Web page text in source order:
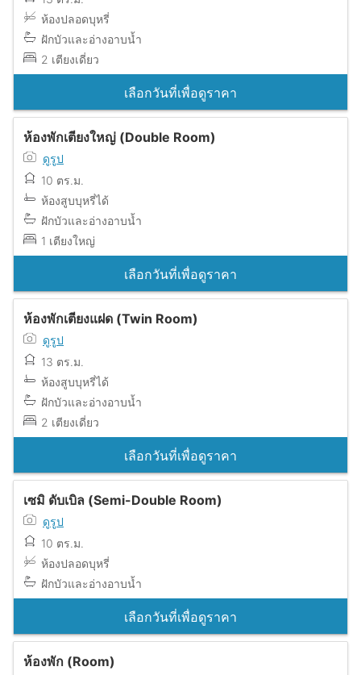
ห้องปลอดบุหรี่
ฝักบัวและอ่างอาบน้ำ
2 เตียงเดี่ยว
เลือกวันที่เพื่อดูราคา
ห้องพักเตียงใหญ่ (Double Room)
ดูรูป
10 ตร.ม.
ห้องสูบบุหรี่ได้
ฝักบัวและอ่างอาบน้ำ
1 เตียงใหญ่
เลือกวันที่เพื่อดูราคา
ห้องพักเตียงแฝด (Twin Room)
ดูรูป
13 ตร.ม.
ห้องสูบบุหรี่ได้
ฝักบัวและอ่างอาบน้ำ
2 เตียงเดี่ยว
เลือกวันที่เพื่อดูราคา
เซมิ ดับเบิล (Semi-Double Room)
ดูรูป
10 ตร.ม.
ห้องปลอดบุหรี่
ฝักบัวและอ่างอาบน้ำ
เลือกวันที่เพื่อดูราคา
ห้องพัก (Room)